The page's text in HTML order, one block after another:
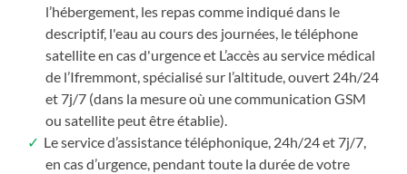
l’hébergement, les repas comme indiqué dans le
descriptif, l'eau au cours des journées, le téléphone
satellite en cas d'urgence et L’accès au service médical
de l’Ifremmont, spécialisé sur l’altitude, ouvert 24h/24
et 7j/7 (dans la mesure où une communication GSM
ou satellite peut être établie).
Le service d’assistance téléphonique, 24h/24 et 7j/7,
en cas d’urgence, pendant toute la durée de votre